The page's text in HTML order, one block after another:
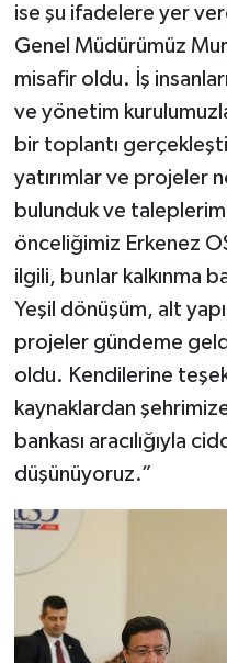
ise şu ifadelere yer
Genel Müdürümüz
misafir oldu. İş
ve yönetim
bir toplantı
yatırımlar ve projeler
bulunduk ve
önceliğimiz Erkenez
ilgili, bunlar kalkınma
Yeşil dönüşüm, alt
projeler gündeme
oldu. Kendilerine
kaynaklardan
bankası aracılığıyla
düşünüyoruz.”